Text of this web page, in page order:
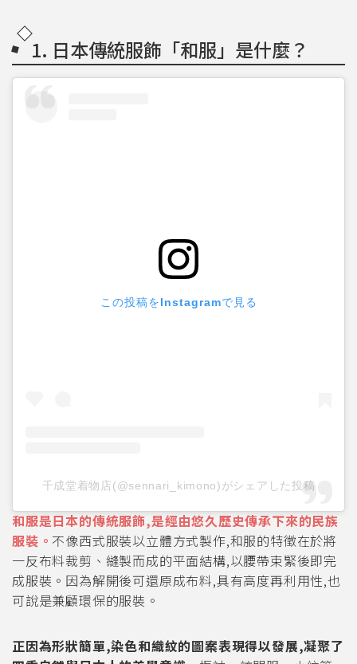
1. 日本傳統服飾「和服」是什麼？
この投稿をInstagramで見る
千成堂着物店(@sennari_kimono)がシェアした投稿
和服是日本的傳統服飾,是經由悠久歷史傳承下來的民族
服裝。 不像西式服裝以立體方式製作,和服的特徵在於將
一反布料裁剪、縫製而成的平面結構,以腰帶束緊後即完
成服裝。因為解開後可還原成布料,具有高度再利用性,也
可說是兼顧環保的服裝。
正因為形狀簡單,染色和織紋的圖案表現得以發展,凝聚了